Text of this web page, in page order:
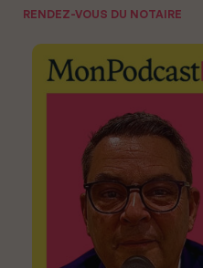
RENDEZ-VOUS DU NOTAIRE